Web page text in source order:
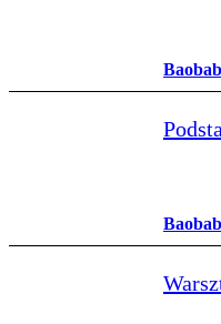
Baobab
Baobab